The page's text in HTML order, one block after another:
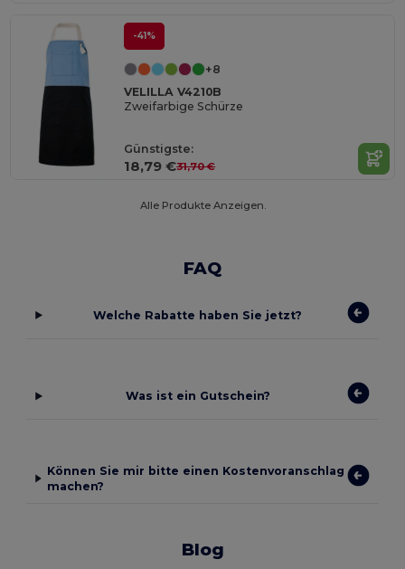
-41%
+8
VELILLA V4210B
Zweifarbige Schürze
Günstigste:
18,79 €31,70 €
Alle Produkte Anzeigen.
FAQ
Welche Rabatte haben Sie jetzt?
Was ist ein Gutschein?
Können Sie mir bitte einen Kostenvoranschlag
machen?
Blog